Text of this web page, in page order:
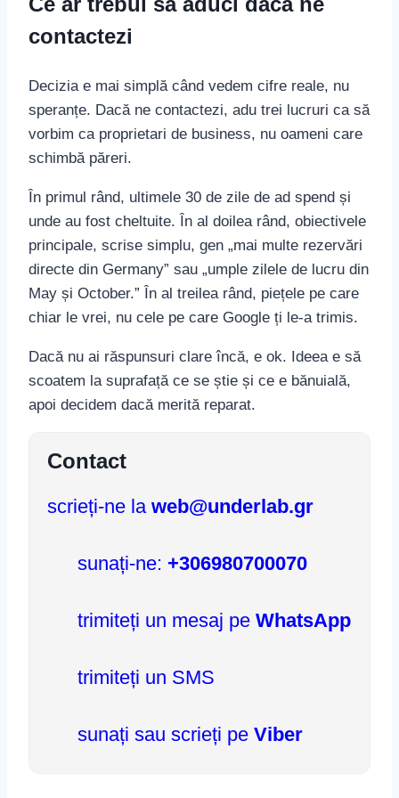
contactezi
Decizia e mai simplă când vedem cifre reale, nu
speranțe. Dacă ne contactezi, adu trei lucruri ca să
vorbim ca proprietari de business, nu oameni care
schimbă păreri.
În primul rând, ultimele 30 de zile de ad spend și
unde au fost cheltuite. În al doilea rând, obiectivele
principale, scrise simplu, gen „mai multe rezervări
directe din Germany” sau „umple zilele de lucru din
May și October.” În al treilea rând, piețele pe care
chiar le vrei, nu cele pe care Google ți le-a trimis.
Dacă nu ai răspunsuri clare încă, e ok. Ideea e să
scoatem la suprafață ce se știe și ce e bănuială,
apoi decidem dacă merită reparat.
Contact
scrieți-ne la web@underlab.gr
sunați-ne: +306980700070
trimiteți un mesaj pe WhatsApp
trimiteți un SMS
sunați sau scrieți pe Viber